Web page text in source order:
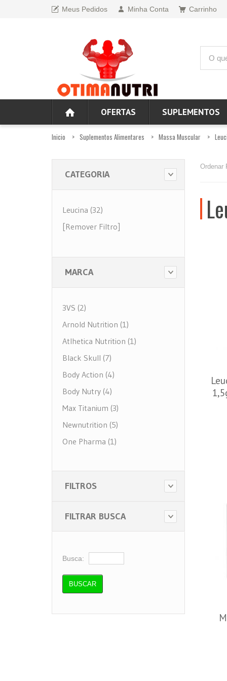
Meus Pedidos Minha Conta Carrinho
OFERTAS SUPLEMENTOS
Inicio Suplementos Alimentares Massa Muscular
CATEGORIA
Leucina (32)
[Remover Filtro]
MARCA
3VS (2)
Arnold Nutrition (1)
Atlhetica Nutrition (1)
Black Skull (7)
Body Action (4)
Body Nutry (4)
Max Titanium (3)
Newnutrition (5)
One Pharma (1)
FILTROS
FILTRAR BUSCA
Busca:
Ordenar